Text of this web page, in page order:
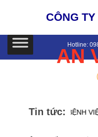
CÔNG
AN
Hotline:
Tin tức:BỆNH